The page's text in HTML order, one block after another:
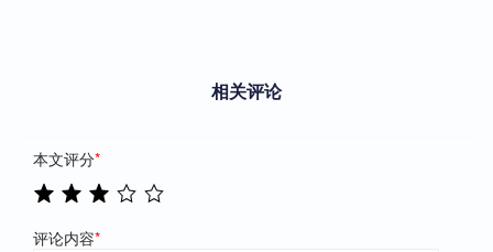
相关评论
本文评分*
评论内容*